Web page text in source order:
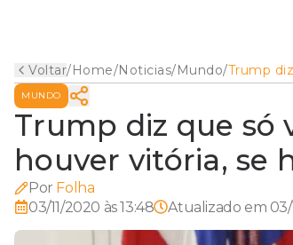
Voltar/Home/Noticias/Mundo/Trump
declarar
vitória'
MUNDO
Trump diz que só
houver vitória, se
Por Folha
03/11/2020 às 13:48
Atualizado em 03/